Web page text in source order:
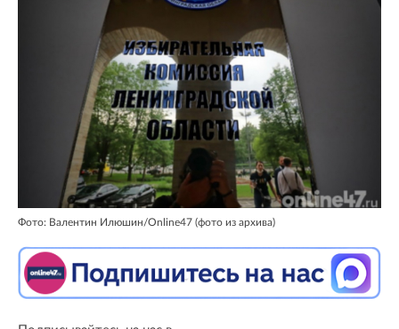
Фото: Валентин Илюшин/Online47 (фото из архива)